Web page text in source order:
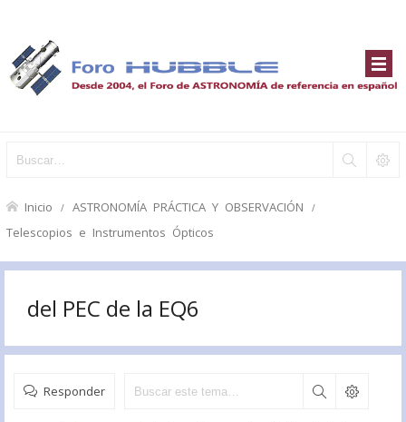
Inicio ASTRONOMÍA PRÁCTICA Y OBSERVACIÓN
Telescopios e Instrumentos Ópticos
del PEC de la EQ6
Responder